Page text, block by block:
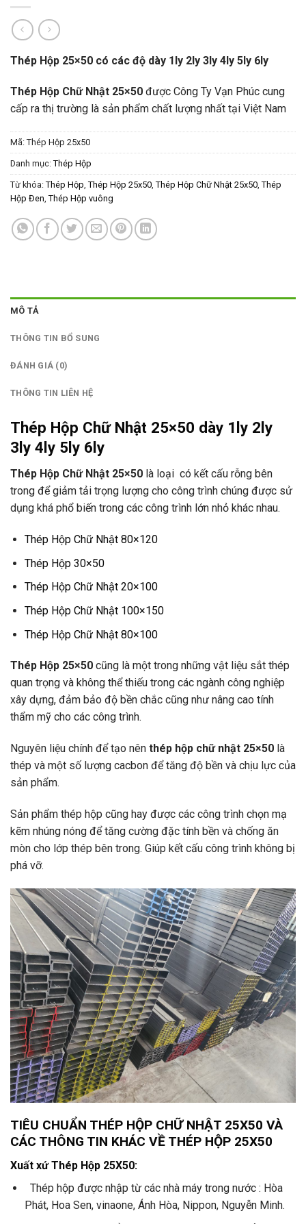
Thép Hộp 25×50 có các độ dày 1ly 2ly 3ly 4ly 5ly 6ly
Thép Hộp Chữ Nhật 25×50 được Công Ty Vạn Phúc cung
cấp ra thị trường là sản phẩm chất lượng nhất tại Việt Nam
Mã: Thép Hộp 25x50
Danh mục: Thép Hộp
Từ khóa: Thép Hộp, Thép Hộp 25x50, Thép Hộp Chữ Nhật 25x50, Thép
Hộp Đen, Thép Hộp vuông
MÔ TẢ
THÔNG TIN BỔ SUNG
ĐÁNH GIÁ (0)
THÔNG TIN LIÊN HỆ
Thép Hộp Chữ Nhật 25×50 dày 1ly 2ly
3ly 4ly 5ly 6ly
Thép Hộp Chữ Nhật 25×50 là loại có kết cấu rỗng bên
trong để giảm tải trọng lượng cho công trình chúng được sử
dụng khá phổ biến trong các công trình lớn nhỏ khác nhau.
Thép Hộp Chữ Nhật 80×120
Thép Hộp 30×50
Thép Hộp Chữ Nhật 20×100
Thép Hộp Chữ Nhật 100×150
Thép Hộp Chữ Nhật 80×100
Thép Hộp 25×50 cũng là một trong những vật liệu sắt thép
quan trọng và không thể thiếu trong các ngành công nghiệp
xây dựng, đảm bảo độ bền chắc cũng như nâng cao tính
thẩm mỹ cho các công trình.
Nguyên liệu chính để tạo nên thép hộp chữ nhật 25×50 là
thép và một số lượng cacbon để tăng độ bền và chịu lực của
sản phẩm.
Sản phẩm thép hộp cũng hay được các công trình chọn mạ
kẽm nhúng nóng để tăng cường đặc tính bền và chống ăn
mòn cho lớp thép bên trong. Giúp kết cấu công trình không bị
phá vỡ.
TIÊU CHUẨN THÉP HỘP CHỮ NHẬT 25X50 VÀ
CÁC THÔNG TIN KHÁC VỀ THÉP HỘP 25X50
Xuất xứ Thép Hộp 25X50:
Thép hộp được nhập từ các nhà máy trong nước : Hòa
Phát, Hoa Sen, vinaone, Ánh Hòa, Nippon, Nguyễn Minh.